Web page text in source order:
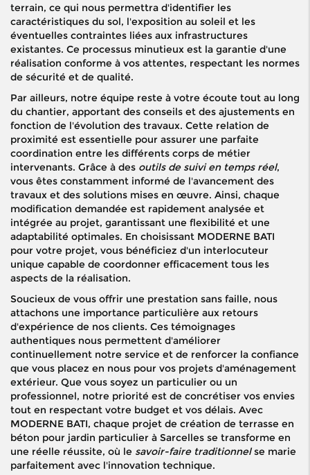
terrain, ce qui nous permettra d'identifier les
caractéristiques du sol, l'exposition au soleil et les
éventuelles contraintes liées aux infrastructures
existantes. Ce processus minutieux est la garantie d'une
réalisation conforme à vos attentes, respectant les normes
de sécurité et de qualité.
Par ailleurs, notre équipe reste à votre écoute tout au long
du chantier, apportant des conseils et des ajustements en
fonction de l'évolution des travaux. Cette relation de
proximité est essentielle pour assurer une parfaite
coordination entre les différents corps de métier
intervenants. Grâce à des outils de suivi en temps réel,
vous êtes constamment informé de l'avancement des
travaux et des solutions mises en œuvre. Ainsi, chaque
modification demandée est rapidement analysée et
intégrée au projet, garantissant une flexibilité et une
adaptabilité optimales. En choisissant MODERNE BATI
pour votre projet, vous bénéficiez d'un interlocuteur
unique capable de coordonner efficacement tous les
aspects de la réalisation.
Soucieux de vous offrir une prestation sans faille, nous
attachons une importance particulière aux retours
d'expérience de nos clients. Ces témoignages
authentiques nous permettent d'améliorer
continuellement notre service et de renforcer la confiance
que vous placez en nous pour vos projets d'aménagement
extérieur. Que vous soyez un particulier ou un
professionnel, notre priorité est de concrétiser vos envies
tout en respectant votre budget et vos délais. Avec
MODERNE BATI, chaque projet de création de terrasse en
béton pour jardin particulier à Sarcelles se transforme en
une réelle réussite, où le savoir-faire traditionnelse marie
parfaitement avec l'innovation technique.